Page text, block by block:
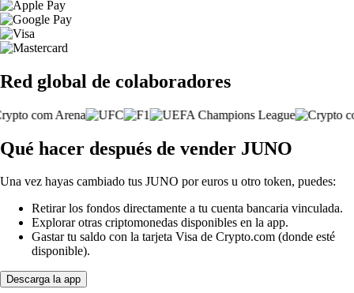
Red global de colaboradores
Qué hacer después de vender JUNO
Una vez hayas cambiado tus JUNO por euros u otro token, puedes:
Retirar los fondos directamente a tu cuenta bancaria vinculada.
Explorar otras criptomonedas disponibles en la app.
Gastar tu saldo con la tarjeta Visa de Crypto.com (donde esté
disponible).
Descarga la app